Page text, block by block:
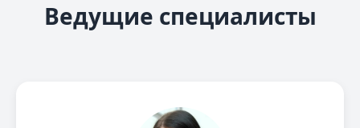
Ведущие специалисты